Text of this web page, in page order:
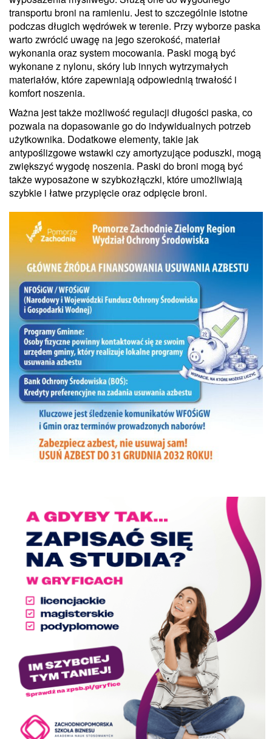
transportu broni na ramieniu. Jest to szczególnie istotne
podczas długich wędrówek w terenie. Przy wyborze paska
warto zwrócić uwagę na jego szerokość, materiał
wykonania oraz system mocowania. Paski mogą być
wykonane z nylonu, skóry lub innych wytrzymałych
materiałów, które zapewniają odpowiednią trwałość i
komfort noszenia.
Ważna jest także możliwość regulacji długości paska, co
pozwala na dopasowanie go do indywidualnych potrzeb
użytkownika. Dodatkowe elementy, takie jak
antypoślizgowe wstawki czy amortyzujące poduszki, mogą
zwiększyć wygodę noszenia. Paski do broni mogą być
także wyposażone w szybkozłączki, które umożliwiają
szybkie i łatwe przypięcie oraz odpięcie broni.